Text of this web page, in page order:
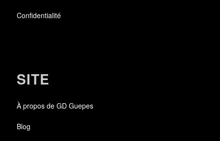
Confidentialité
SITE
À propos de GD Guepes
Blog